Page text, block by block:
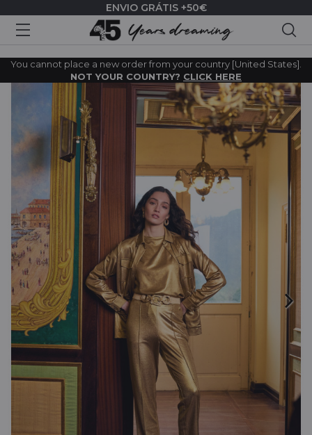
ENVIO GRÁTIS +50€
You cannot place a new order from your country [United States].
NOT YOUR COUNTRY? CLICK HERE